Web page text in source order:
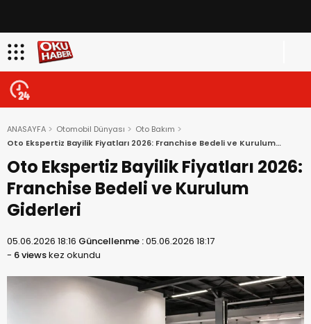
ANASAYFA Otomobil Dünyası
Oto Bakım
Oto Ekspertiz Bayilik Fiyatları 2026: Franchise Bedeli ve Kurulum
Oto Ekspertiz Bayilik Fiyatları 2026:
Franchise Bedeli ve Kurulum
Giderleri
05.06.2026 18:16 Güncellenme :05.06.2026 18:17
- 6 viewskez okundu